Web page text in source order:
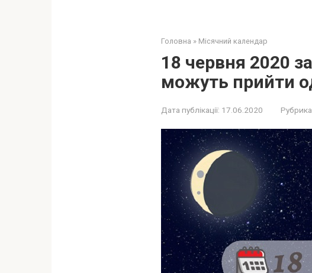
Головна » Місячний календар
18 червня 2020
можуть прийти
Дата публікації: 17.06.2020